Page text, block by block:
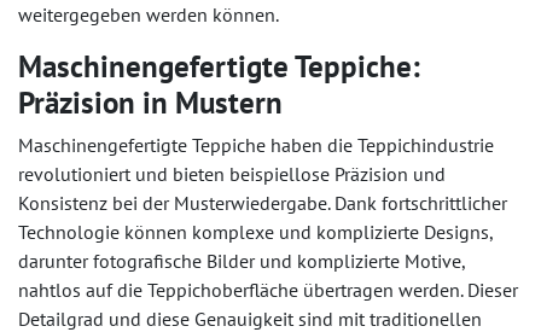
weitergegeben werden können.
Maschinengefertigte Teppiche:
Präzision in Mustern
Maschinengefertigte Teppiche haben die Teppichindustrie
revolutioniert und bieten beispiellose Präzision und
Konsistenz bei der Musterwiedergabe. Dank fortschrittlicher
Technologie können komplexe und komplizierte Designs,
darunter fotografische Bilder und komplizierte Motive,
nahtlos auf die Teppichoberfläche übertragen werden. Dieser
Detailgrad und diese Genauigkeit sind mit traditionellen